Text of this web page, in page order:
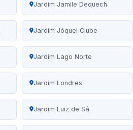
Jardim Jamile Dequech
Jardim Jóquei Clube
Jardim Lago Norte
Jardim Londres
Jardim Luiz de Sá